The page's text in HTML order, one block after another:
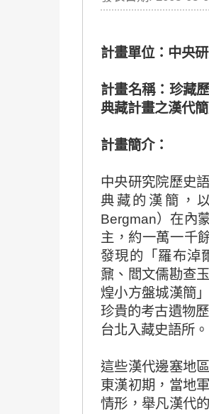
計畫單位：中央
計畫名稱：珍藏
典藏計畫之漢代
計畫簡介：
中央研究院歷史
典藏的漢簡，
Bergman）在內
主，約一萬一千
發現的「羅布淖
鼐、閻文儒勘查
煌小方盤城漢簡
珍貴的考古遺物
台北入藏史語所。
這些漢代邊塞地
東漢初期，當地
情形，舉凡漢代